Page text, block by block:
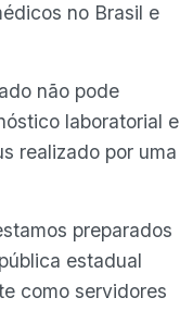
no Brasil e
não pode
laboratorial e
realizado por uma
preparados
estadual
como servidores